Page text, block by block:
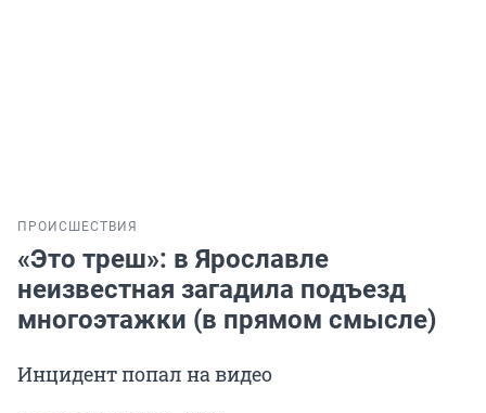
ПРОИСШЕСТВИЯ
«Это треш»: в Ярославле
неизвестная загадила подъезд
многоэтажки (в прямом смысле)
Инцидент попал на видео